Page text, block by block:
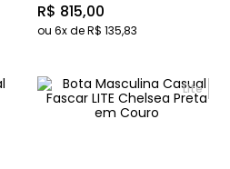
R$ 815,00
ou 6x deR$ 135,83
Lite